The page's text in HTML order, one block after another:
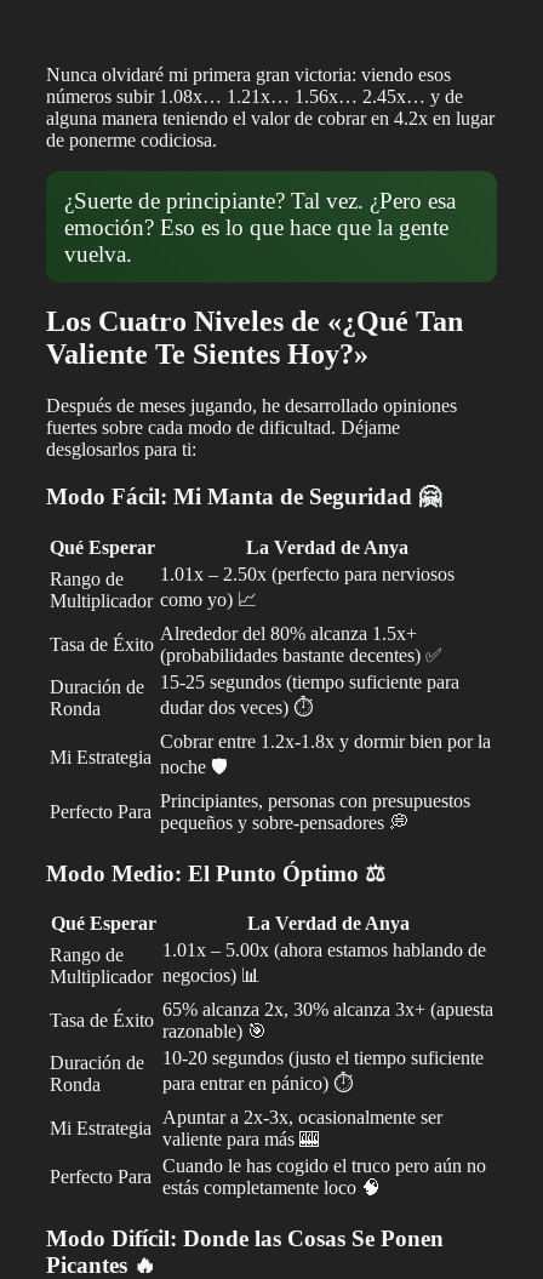
Nunca olvidaré mi primera gran victoria: viendo esos
números subir 1.08x… 1.21x… 1.56x… 2.45x… y de
alguna manera teniendo el valor de cobrar en 4.2x en lugar
de ponerme codiciosa.
¿Suerte de principiante? Tal vez. ¿Pero esa
emoción? Eso es lo que hace que la gente
vuelva.
Los Cuatro Niveles de «¿Qué Tan
Valiente Te Sientes Hoy?»
Después de meses jugando, he desarrollado opiniones
fuertes sobre cada modo de dificultad. Déjame
desglosarlos para ti:
Modo Fácil: Mi Manta de Seguridad 🤗
Qué Esperar
La Verdad de Anya
Rango de
Multiplicador
1.01x – 2.50x (perfecto para nerviosos
como yo) 📈
Tasa de Éxito
Alrededor del 80% alcanza 1.5x+
(probabilidades bastante decentes) ✅
Duración de
Ronda
15-25 segundos (tiempo suficiente para
dudar dos veces) ⏱️
Mi Estrategia
Cobrar entre 1.2x-1.8x y dormir bien por la
noche 🛡️
Perfecto Para
Principiantes, personas con presupuestos
pequeños y sobre-pensadores 💭
Modo Medio: El Punto Óptimo ⚖️
Qué Esperar
La Verdad de Anya
Rango de
Multiplicador
1.01x – 5.00x (ahora estamos hablando de
negocios) 📊
Tasa de Éxito
65% alcanza 2x, 30% alcanza 3x+ (apuesta
razonable) 🎯
Duración de
Ronda
10-20 segundos (justo el tiempo suficiente
para entrar en pánico) ⏱️
Mi Estrategia
Apuntar a 2x-3x, ocasionalmente ser
valiente para más 🎰
Perfecto Para
Cuando le has cogido el truco pero aún no
estás completamente loco 🧠
Modo Difícil: Donde las Cosas Se Ponen
Picantes 🔥